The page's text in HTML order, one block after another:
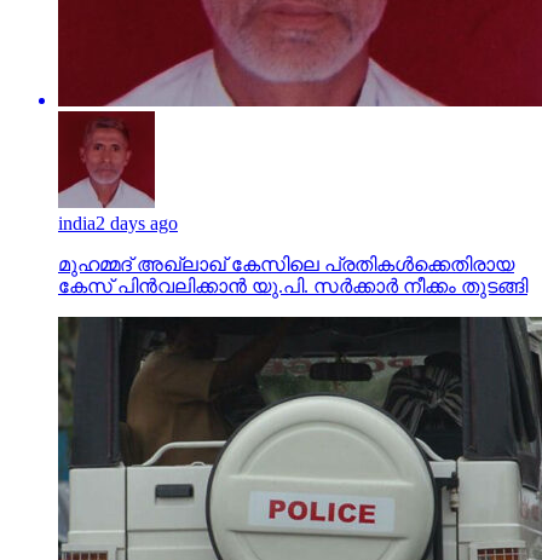
india2 days ago
മുഹമ്മദ് അഖ്‌ലാഖ് കേസിലെ പ്രതികള്‍ക്കെതിരായ
കേസ് പിന്‍വലിക്കാന്‍ യു.പി. സര്‍ക്കാര്‍ നീക്കം തുടങ്ങി